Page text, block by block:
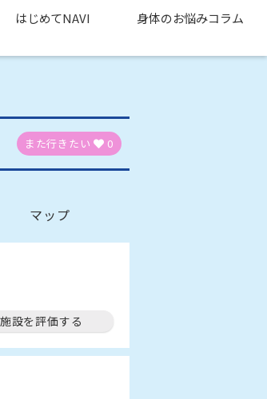
はじめてNAVI 身体のお悩みコラム
また行きたい 0
マップ
設を評価する